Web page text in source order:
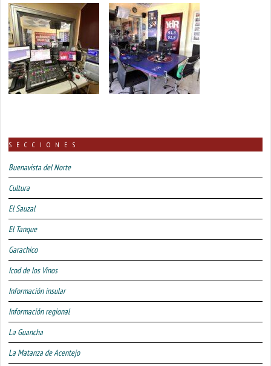
SECCIONES
Buenavista del Norte
Cultura
El Sauzal
El Tanque
Garachico
Icod de los Vinos
Información insular
Información regional
La Guancha
La Matanza de Acentejo